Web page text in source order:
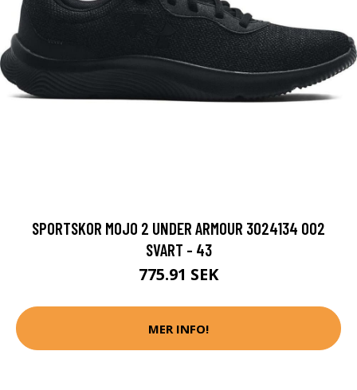
SPORTSKOR MOJO 2 UNDER ARMOUR 3024134 002
SVART - 43
775.91 SEK
MER INFO!